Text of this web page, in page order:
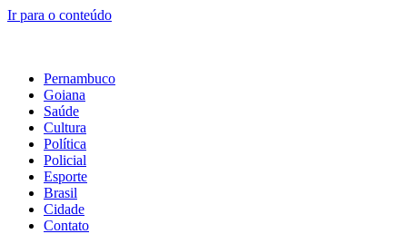
Ir para o conteúdo
Pernambuco
Goiana
Saúde
Cultura
Política
Policial
Esporte
Brasil
Cidade
Contato